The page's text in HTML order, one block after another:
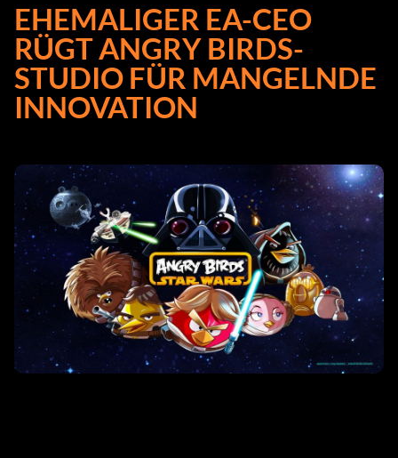
EHEMALIGER EA-CEO
RÜGT ANGRY BIRDS-
STUDIO FÜR MANGELNDE
INNOVATION